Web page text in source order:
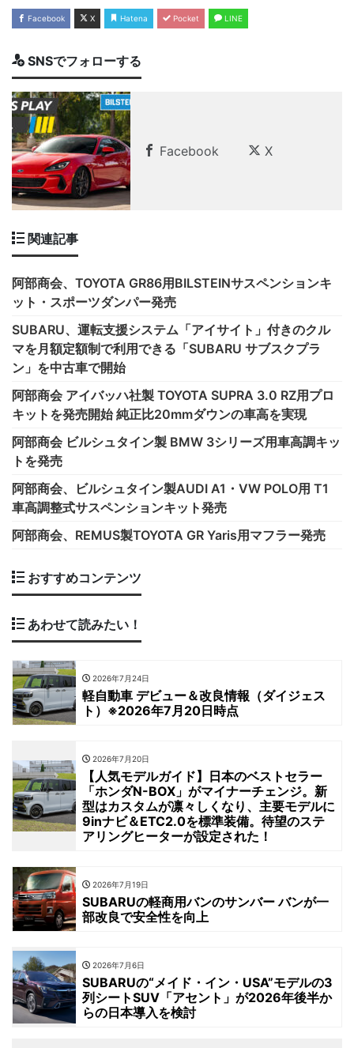
Facebook X Hatena Pocket LINE
SNSでフォローする
Facebook X
関連記事
阿部商会、TOYOTA GR86用BILSTEINサスペンションキ
ット・スポーツダンパー発売
SUBARU、運転支援システム「アイサイト」付きのクル
マを月額定額制で利用できる「SUBARU サブスクプラ
ン」を中古車で開始
阿部商会 アイバッハ社製 TOYOTA SUPRA 3.0 RZ用プロ
キットを発売開始 純正比20mmダウンの車高を実現
阿部商会 ビルシュタイン製 BMW 3シリーズ用車高調キッ
トを発売
阿部商会、ビルシュタイン製AUDI A1・VW POLO用 T1
車高調整式サスペンションキット発売
阿部商会、REMUS製TOYOTA GR Yaris用マフラー発売
おすすめコンテンツ
あわせて読みたい！
2026年7月24日
軽自動車 デビュー＆改良情報（ダイジェス
ト）※2026年7月20日時点
2026年7月20日
【人気モデルガイド】日本のベストセラー
「ホンダN-BOX」がマイナーチェンジ。新
型はカスタムが凛々しくなり、主要モデルに
9inナビ＆ETC2.0を標準装備。待望のステ
アリングヒーターが設定された！
2026年7月19日
SUBARUの軽商用バンのサンバー バンが一
部改良で安全性を向上
2026年7月6日
SUBARUの“メイド・イン・USA”モデルの3
列シートSUV「アセント」が2026年後半か
らの日本導入を検討